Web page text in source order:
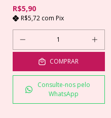
R$5,90
R$5,72 com Pix
COMPRAR
Consulte-nos pelo
WhatsApp